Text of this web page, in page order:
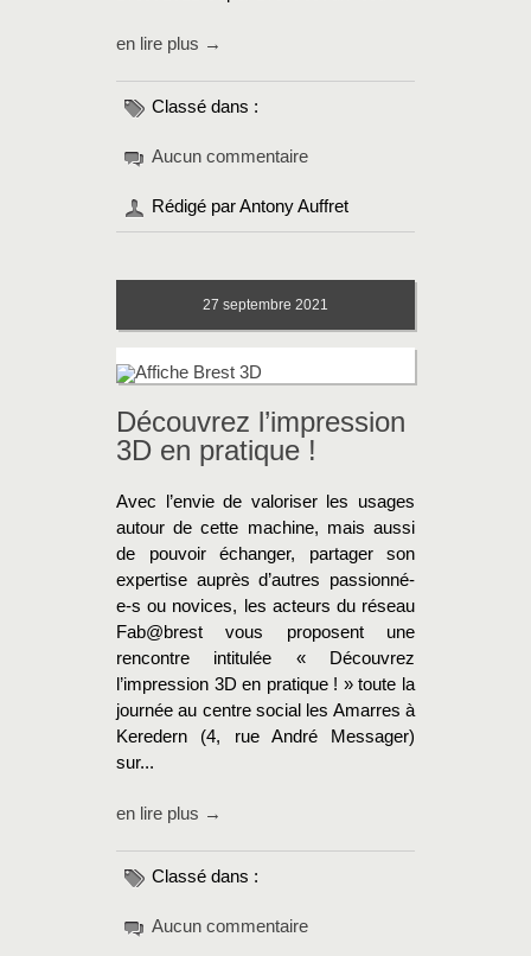
en lire plus →
Classé dans :
Aucun commentaire
Rédigé par Antony Auffret
27 septembre 2021
Découvrez l’impression
3D en pratique !
Avec l’envie de valoriser les usages
autour de cette machine, mais aussi
de pouvoir échanger, partager son
expertise auprès d’autres passionné-
e-s ou novices, les acteurs du réseau
Fab@brest vous proposent une
rencontre intitulée « Découvrez
l’impression 3D en pratique ! » toute la
journée au centre social les Amarres à
Keredern (4, rue André Messager)
sur...
en lire plus →
Classé dans :
Aucun commentaire